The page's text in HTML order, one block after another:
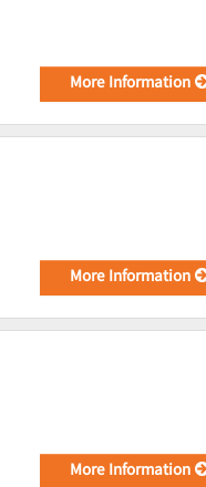
More Information
More Information
More Information